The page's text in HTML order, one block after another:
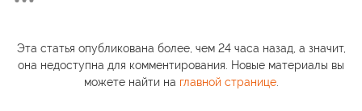
Эта статья опубликована более, чем 24 часа назад, а значит,
она недоступна для комментирования. Новые материалы вы
можете найти на главной странице.